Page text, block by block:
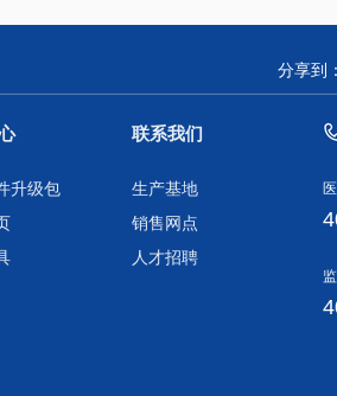
分享到：
升级包
联系我们
生产基地
销售网点
人才招聘